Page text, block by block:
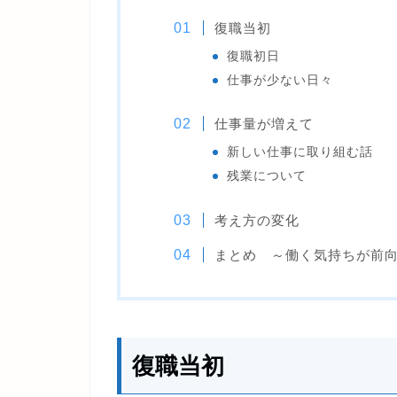
復職当初
復職初日
仕事が少ない日々
仕事量が増えて
新しい仕事に取り組む話
残業について
考え方の変化
まとめ ～働く気持ちが前
復職当初